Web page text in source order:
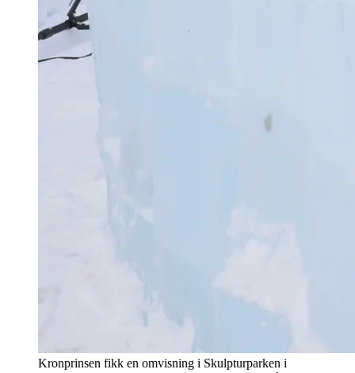
Kronprinsen fikk en omvisning i Skulpturparken i